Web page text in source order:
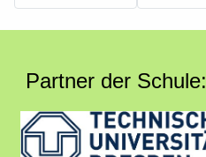
Partner der Schule: